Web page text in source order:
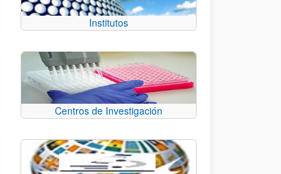
Institutos
Centros de Investigación